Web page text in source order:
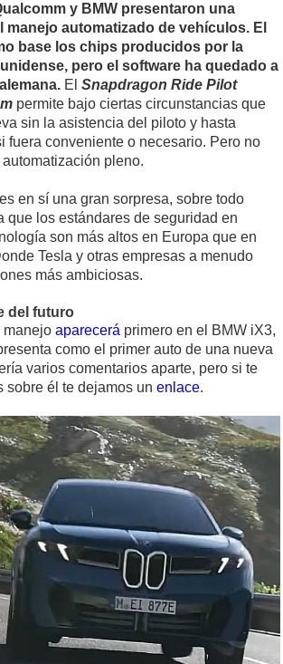
y BMW presentaron una
manejo automatizado de vehículos. El
base los chips producidos por la
pero el software ha quedado a
El Snapdragon Ride Pilot
permite bajo ciertas circunstancias que
sin la asistencia del piloto y hasta
fuera conveniente o necesario. Pero no
automatización pleno.
en sí una gran sorpresa, sobre todo
que los estándares de seguridad en
son más altos en Europa que en
Tesla y otras empresas a menudo
más ambiciosas.
del futuro
manejo aparecerá primero en el BMW iX3,
como el primer auto de una nueva
varios comentarios aparte, pero si te
sobre él te dejamos un enlace.